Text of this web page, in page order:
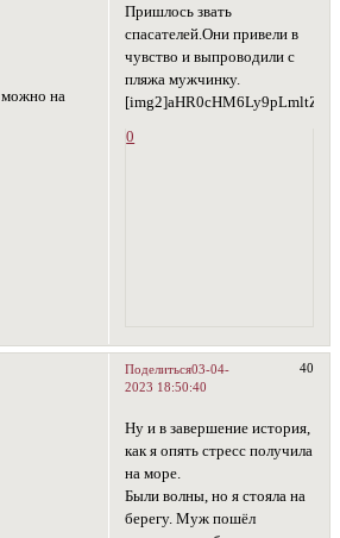
можно на
Пришлось звать
спасателей.Они привели в
чувство и выпроводили с
пляжа мужчинку.
0
Поделиться 40
03-04-
2023 18:50:40
Ну и в завершение история,
как я опять стресс получила
на море.
Были волны, но я стояла на
берегу. Муж пошёл